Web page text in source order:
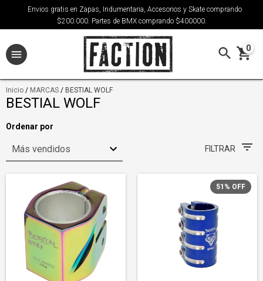
Envios gratis en Zapas, Indumentaria, Accesorios y Skate comprando
$200.000. Partes de BMX comprando $400000.
0
Inicio / MARCAS / BESTIAL WOLF
BESTIAL WOLF
Ordenar por
FILTRAR
51 % OFF